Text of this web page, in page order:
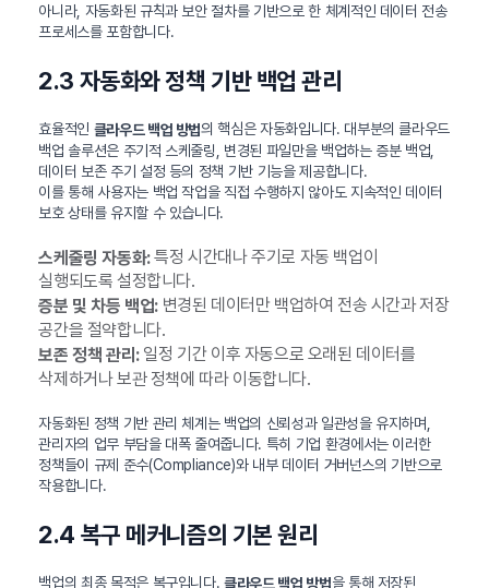
아니라, 자동화된 규칙과 보안 절차를 기반으로 한 체계적인 데이터 전송
프로세스를 포함합니다.
2.3 자동화와 정책 기반 백업 관리
효율적인 클라우드 백업 방법의 핵심은 자동화입니다. 대부분의 클라우드
백업 솔루션은 주기적 스케줄링, 변경된 파일만을 백업하는 증분 백업,
데이터 보존 주기 설정 등의 정책 기반 기능을 제공합니다.
이를 통해 사용자는 백업 작업을 직접 수행하지 않아도 지속적인 데이터
보호 상태를 유지할 수 있습니다.
스케줄링 자동화:특정 시간대나 주기로 자동 백업이
실행되도록 설정합니다.
증분 및 차등 백업:변경된 데이터만 백업하여 전송 시간과 저장
공간을 절약합니다.
보존 정책 관리:일정 기간 이후 자동으로 오래된 데이터를
삭제하거나 보관 정책에 따라 이동합니다.
자동화된 정책 기반 관리 체계는 백업의 신뢰성과 일관성을 유지하며,
관리자의 업무 부담을 대폭 줄여줍니다. 특히 기업 환경에서는 이러한
정책들이 규제 준수(Compliance)와 내부 데이터 거버넌스의 기반으로
작용합니다.
2.4 복구 메커니즘의 기본 원리
백업의 최종 목적은 복구입니다.클라우드 백업 방법을 통해 저장된